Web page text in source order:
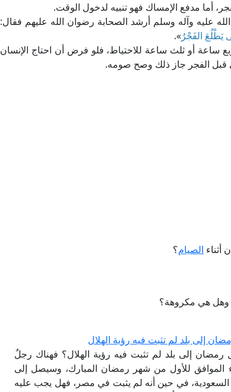
أما مدفع الإمساك فهو تنبيه لدخول الوقت.
عليه وآله وسلم أرشد الصحابة رضوان الله عليهم فقال:
يَطْلُعَ الفَجْرُ».
ساعة أو ثلث ساعة للاحتياط، فلو فرض أن احتاج الإنسان
قبل الفجر جاز ذلك وصح صومه.
أثناء الصيام؟
وهل هي مكروهة؟
إلى بلد لم تثبت فيه رؤية الهلال
إلى بلد لم تثبت فيه رؤية الهلال؟ فهناك رجلٌ
الموافق للأول من شهر رمضان المبارك، وسيصل إلى
في حين أنه لم يثبت في مصر، فهل يجب عليه